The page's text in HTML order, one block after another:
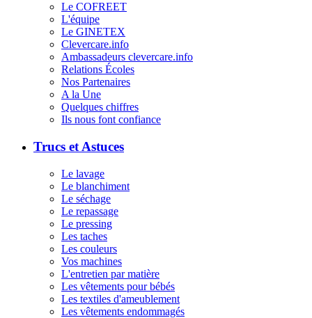
Le COFREET
L'équipe
Le GINETEX
Clevercare.info
Ambassadeurs clevercare.info
Relations Écoles
Nos Partenaires
A la Une
Quelques chiffres
Ils nous font confiance
Trucs et Astuces
Le lavage
Le blanchiment
Le séchage
Le repassage
Le pressing
Les taches
Les couleurs
Vos machines
L'entretien par matière
Les vêtements pour bébés
Les textiles d'ameublement
Les vêtements endommagés